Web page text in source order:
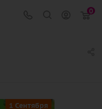
0
1 Сентября